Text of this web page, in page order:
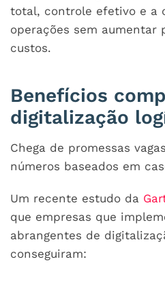
total, controle efetivo e a
operações sem aumentar
custos.
Benefícios
digitalização
Chega de promessas
números baseados em
Um recente estudo da
que empresas que
abrangentes de
conseguiram: